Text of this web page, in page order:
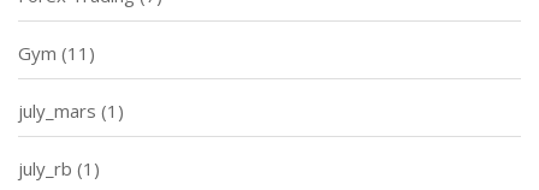
Gym (11)
july_mars (1)
july_rb (1)